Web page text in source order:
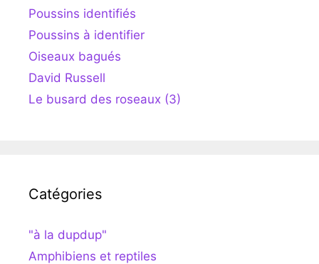
Poussins identifiés
Poussins à identifier
Oiseaux bagués
David Russell
Le busard des roseaux (3)
Catégories
"à la dupdup"
Amphibiens et reptiles